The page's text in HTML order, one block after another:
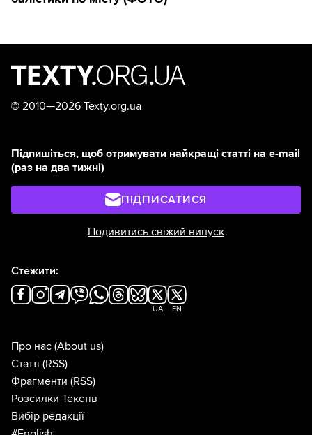
© 2010—2026 Texty.org.ua
Підпишіться, щоб отримувати найкращі статті на e-mail
(раз на два тижні)
ПІДПИСАТИСЯ
Подивитись свіжий випуск
Стежити:
UA EN
Про нас (About us)
Статті (RSS)
Фрагменти (RSS)
Розсилки Текстів
Вибір редакції